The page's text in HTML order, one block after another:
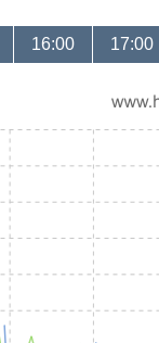
16:00 17:00